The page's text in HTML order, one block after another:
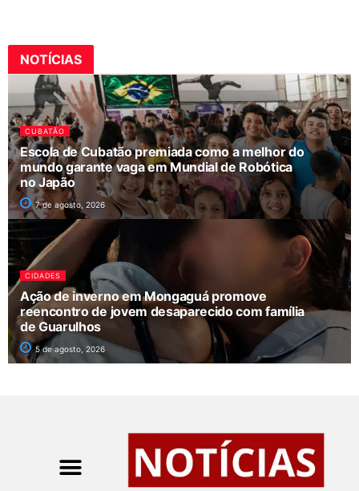
NOTÍCIAS
CUBATÃO
Escola de Cubatão premiada como a melhor do
mundo garante vaga em Mundial de Robótica
no Japão
7 de agosto, 2026
CIDADES
Ação de inverno em Mongaguá promove
reencontro de jovem desaparecido com família
de Guarulhos
5 de agosto, 2026